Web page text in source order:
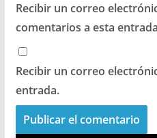
Recibir un correo
comentarios a esta
Recibir un correo
entrada.